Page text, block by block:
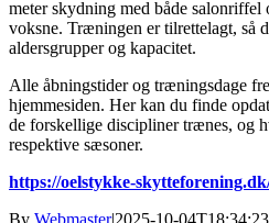
meter skydning med både
voksne. Træningen er tilrettelagt, så
aldersgrupper og kapacitet.
Alle åbningstider og træningsdage
hjemmesiden. Her kan du finde
de forskellige discipliner trænes, og
respektive sæsoner.
https://oelstykke-